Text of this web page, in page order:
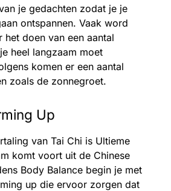
je gedachten zodat je je
ontspannen. Vaak word
doen van een aantal
heel langzaam moet
komen er een aantal
zoals de zonnegroet.
Up
van Tai Chi is Ultieme
komt voort uit de Chinese
Body Balance begin je met
up die ervoor zorgen dat